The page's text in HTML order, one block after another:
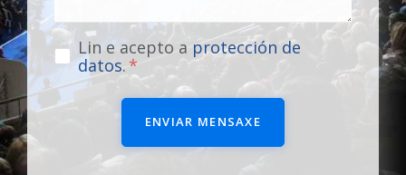
Lin e acepto a protección de
datos.
ENVIAR MENSAXE